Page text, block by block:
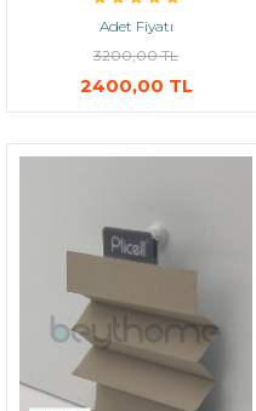
Adet Fiyatı
3200,00 TL
2400,00 TL